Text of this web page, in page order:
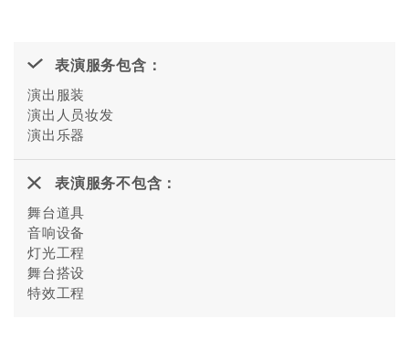
表演服务包含：
演出服装
演出人员妆发
演出乐器
表演服务不包含：
舞台道具
音响设备
灯光工程
舞台搭设
特效工程